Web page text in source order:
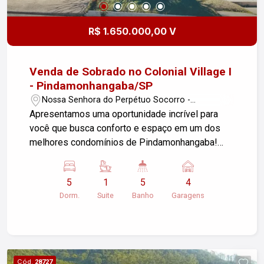
R$ 1.650.000,00 V
Venda de Sobrado no Colonial Village I
- Pindamonhangaba/SP
Nossa Senhora do Perpétuo Socorro -
Pindamonhangaba/SP
Apresentamos uma oportunidade incrível para
você que busca conforto e espaço em um dos
melhores condomínios de Pindamonhangaba!
Nossa Senhora do Perpétuo Socorro e possui as
seguintes características: - 5 dormitórios, sendo
uma suíte master com banheira, closet, pia e
para momentos de convivência e refeições em
5
Dorm.
1
Suite
5
Banho
4
Garagens
Cód. 28727